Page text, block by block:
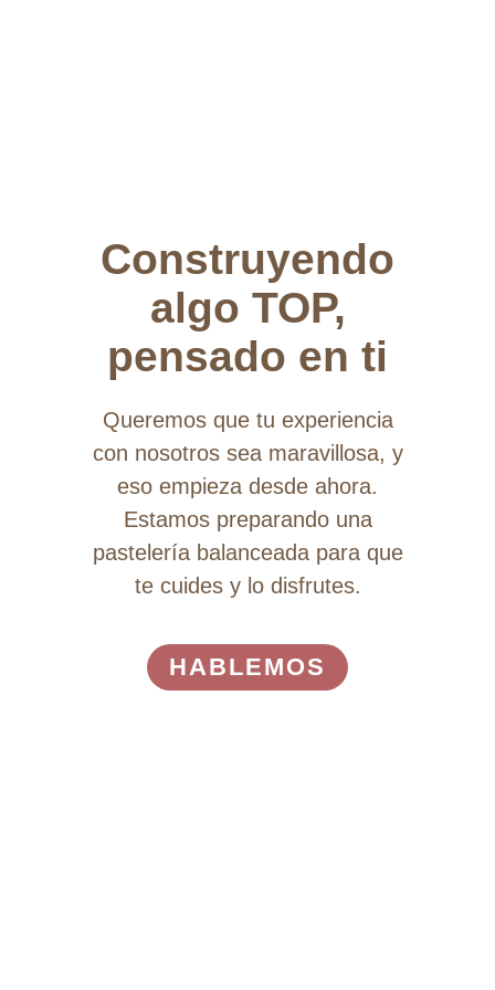
Construyendo
algo TOP,
pensado en ti
Queremos que tu experiencia
con nosotros sea maravillosa, y
eso empieza desde ahora.
Estamos preparando una
pastelería balanceada para que
te cuides y lo disfrutes.
HABLEMOS